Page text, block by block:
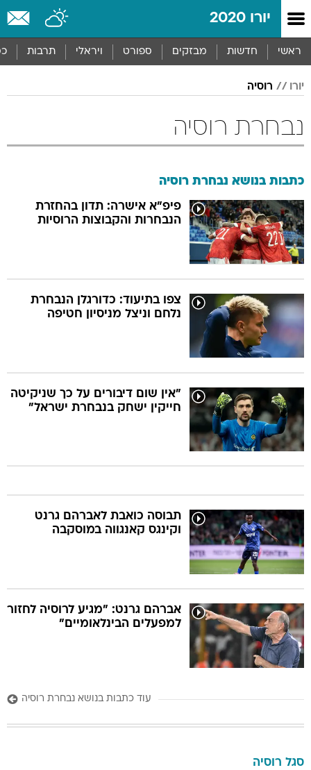
יורו 2020
ראשי חדשות מבזקים ספורט ויראלי תרבות
יורו רוסיה
נבחרת רוסיה
כתבות בנושא נבחרת רוסיה
פיפ"א אישרה: תדון בהחזרת
הנבחרות והקבוצות הרוסיות
צפו בתיעוד: כדורגלן הנבחרת
נלחם וניצל מניסיון חטיפה
"אין שום דיבורים על כך שניקיטה
חייקין ישחק בנבחרת ישראל"
תבוסה כואבת לאברהם גרנט
וקינגס קאנגווה במוסקבה
אברהם גרנט: "מגיע לרוסיה לחזור
למפעלים הבינלאומיים"
עוד כתבות בנושא נבחרת רוסיה
סגל רוסיה